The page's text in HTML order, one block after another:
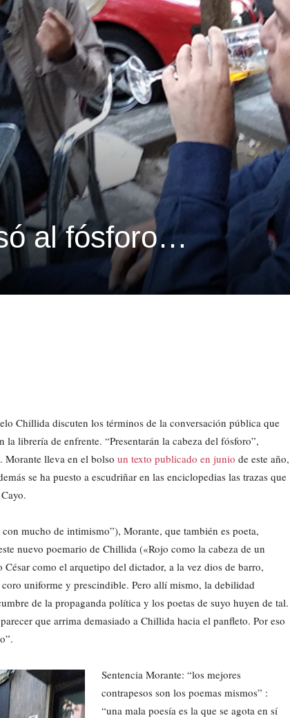
al fósforo…
Chillida discuten los términos de la conversación pública que
librería de enfrente. “Presentarán la cabeza del fósforo”,
Morante lleva en el bolso un texto publicado en junio de este año,
se ha puesto a escudriñar en las enciclopedias las trazas que
mucho de intimismo”), Morante, que también es poeta,
nuevo poemario de Chillida («Rojo como la cabeza de un
como el arquetipo del dictador, a la vez dios de barro,
uniforme y prescindible. Pero allí mismo, la debilidad
de la propaganda política y los poetas de suyo huyen de tal.
que arrima demasiado a Chillida hacia el panfleto. Por eso
Sentencia Morante: “los mejores
contrapesos son los poemas mismos” :
“una mala poesía es la que se agota en sí